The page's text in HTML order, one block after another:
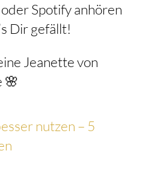
oder Spotify anhören
Dir gefällt!
Jeanette von
🌸